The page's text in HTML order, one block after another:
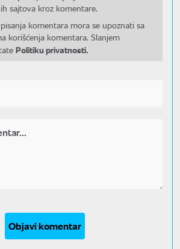
sajtova kroz komentare.
komentara mora se upoznati sa
korišćenja komentara. Slanjem
Politiku privatnosti.
Objavi komentar